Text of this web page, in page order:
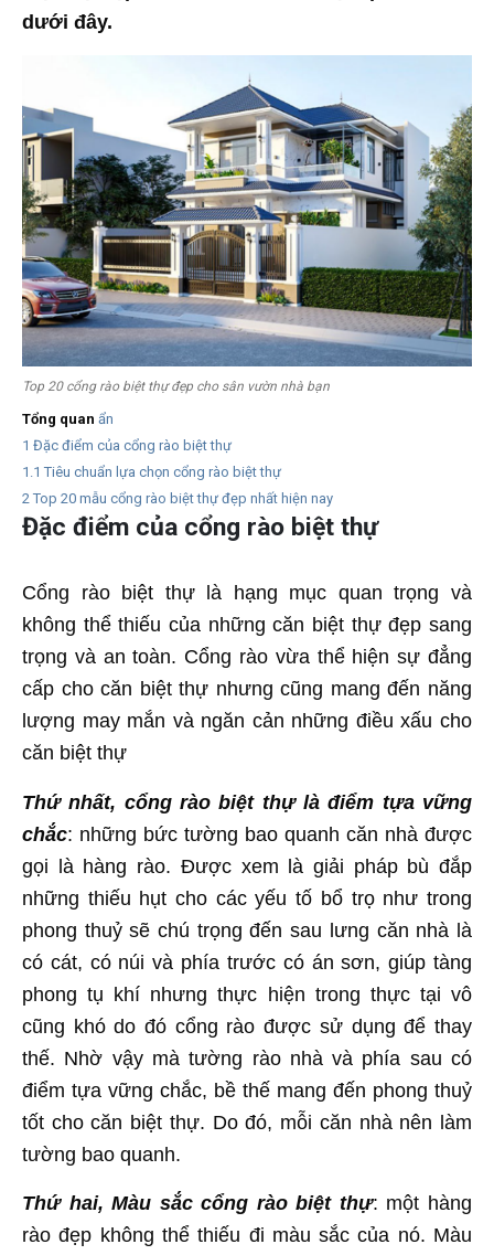
dưới đây.
Top 20 cổng rào biệt thự đẹp cho sân vườn nhà bạn
Tổng quan ẩn
1 Đặc điểm của cổng rào biệt thự
1.1 Tiêu chuẩn lựa chọn cổng rào biệt thự
2 Top 20 mẫu cổng rào biệt thự đẹp nhất hiện nay
Đặc điểm của cổng rào biệt thự
Cổng rào biệt thự là hạng mục quan trọng và
không thể thiếu của những căn biệt thự đẹp sang
trọng và an toàn. Cổng rào vừa thể hiện sự đẳng
cấp cho căn biệt thự nhưng cũng mang đến năng
lượng may mắn và ngăn cản những điều xấu cho
căn biệt thự
Thứ nhất, cổng rào biệt thự là điểm tựa vững
chắc: những bức tường bao quanh căn nhà được
gọi là hàng rào. Được xem là giải pháp bù đắp
những thiếu hụt cho các yếu tố bổ trọ như trong
phong thuỷ sẽ chú trọng đến sau lưng căn nhà là
có cát, có núi và phía trước có án sơn, giúp tàng
phong tụ khí nhưng thực hiện trong thực tại vô
cũng khó do đó cổng rào được sử dụng để thay
thế. Nhờ vậy mà tường rào nhà và phía sau có
điểm tựa vững chắc, bề thế mang đến phong thuỷ
tốt cho căn biệt thự. Do đó, mỗi căn nhà nên làm
tường bao quanh.
Thứ hai, Màu sắc cổng rào biệt thự: một hàng
rào đẹp không thể thiếu đi màu sắc của nó. Màu